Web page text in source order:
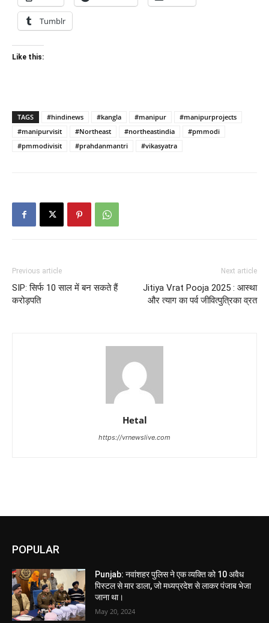
Tumblr
Like this:
TAGS #hindinews #kangla #manipur
#manipurprojects
#manipurvisit
#Northeast #northeastindia
#pmmodi
#pmmodivisit
#prahdanmantri #vikasyatra
Previous article
SIP: सिर्फ 10 साल में बन सकते हैं
करोड़पति
Next article
Jitiya Vrat Pooja 2025 : आस्था
और त्याग का पर्व जीवित्पुत्रिका व्रत
Hetal
https://vrnewslive.com
POPULAR
Punjab: नवांशहर पुलिस ने एक व्यक्ति को 10 अवैध
पिस्टल से मार डाला, जो मध्यप्रदेश से लाकर पंजाब भेजा
जाना था।
May 20, 2024